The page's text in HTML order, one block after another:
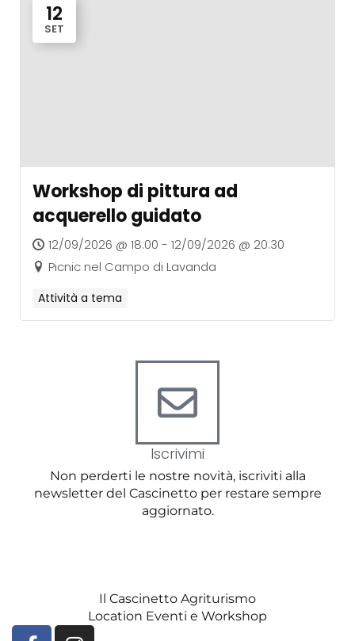
12
SET
Workshop di pittura ad
acquerello guidato
12/09/2026 @ 18:00 - 12/09/2026 @ 20:30
Picnic nel Campo di Lavanda
Attività a tema
Iscrivimi
Non perderti le nostre novità, iscriviti alla
newsletter del Cascinetto per restare sempre
aggiornato.
Il Cascinetto Agriturismo
Location Eventi e Workshop